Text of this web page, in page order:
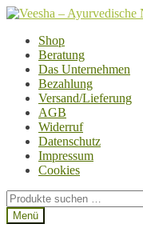
Zur
springen
Zum
springenShop
Beratung
Das Unternehmen
Bezahlung
Versand/Lieferung
AGB
Widerruf
Datenschutz
Impressum
Cookies
Suchen
nach:
Menü